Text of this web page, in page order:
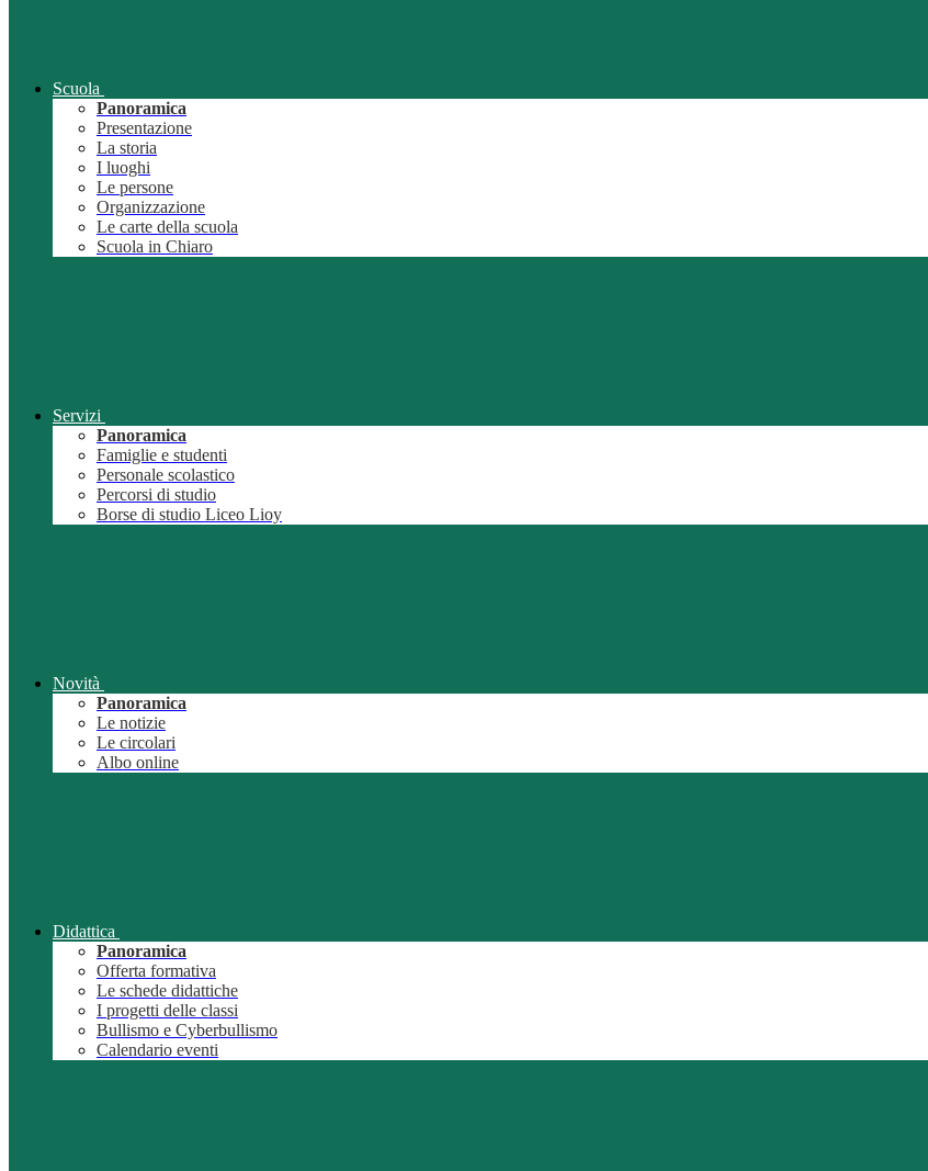
Scuola
Panoramica
Presentazione
La storia
I luoghi
Le persone
Organizzazione
Le carte della scuola
Scuola in Chiaro
Servizi
Panoramica
Famiglie e studenti
Personale scolastico
Percorsi di studio
Borse di studio Liceo Lioy
Novità
Panoramica
Le notizie
Le circolari
Albo online
Didattica
Panoramica
Offerta formativa
Le schede didattiche
I progetti delle classi
Bullismo e Cyberbullismo
Calendario eventi